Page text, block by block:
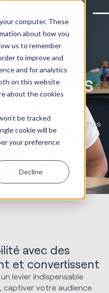
computer. These
about how you
us to remember
to improve and
and for analytics
on this website
about the cookies
be tracked
cookie will be
your preference
Decline
vidéos
des vidéos percutantes
vidéo
avec des
et convertissent
levier indispensable
captiver votre audience